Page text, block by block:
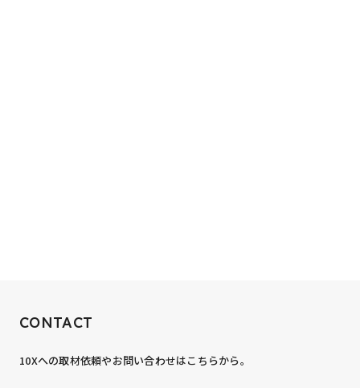
あなたの力が、必要です。
CONTACT
10Xへの取材依頼やお問い合わせはこちらから。